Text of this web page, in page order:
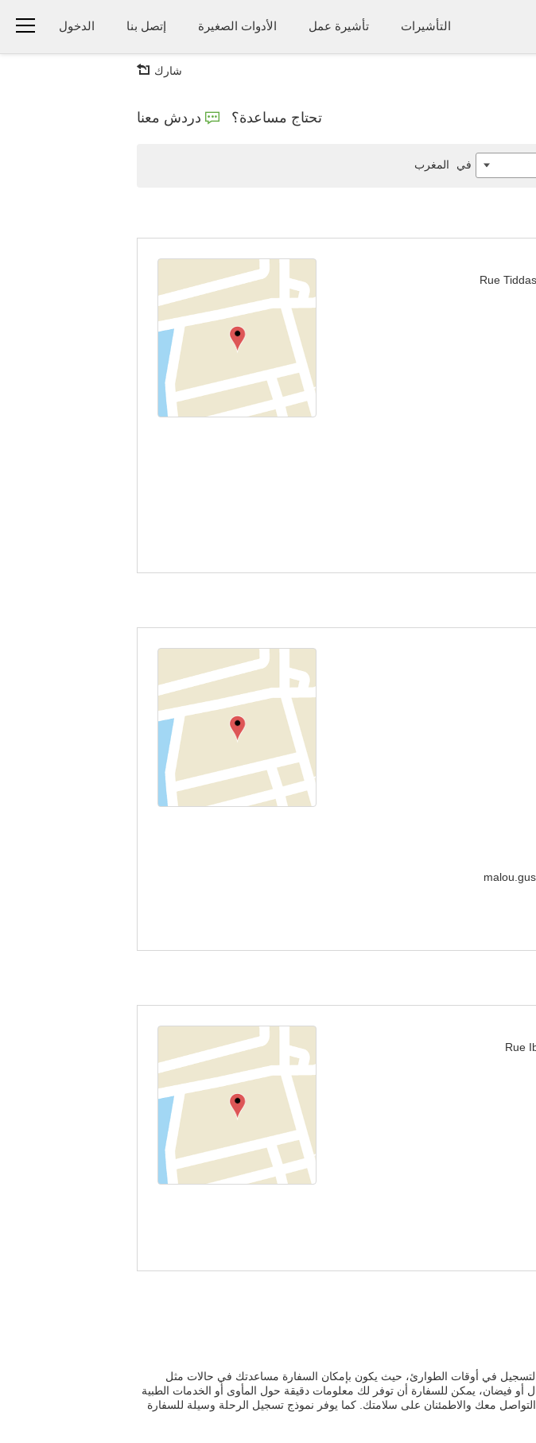
التأشيرات تأشيرة عمل الأدوات الصغيرة إتصل بنا الدخول
شارك
تحتاج مساعدة؟ دردش معنا
في أوقات الطوارئ، حيث يكون بإمكان السفارة مساعدتك في حالات مثل
أو فيضان، يمكن للسفارة أن توفر لك معلومات دقيقة حول المأوى أو الخدمات الطبية
معك والاطمئنان على سلامتك. كما يوفر نموذج تسجيل الرحلة وسيلة للسفارة
في المغرب